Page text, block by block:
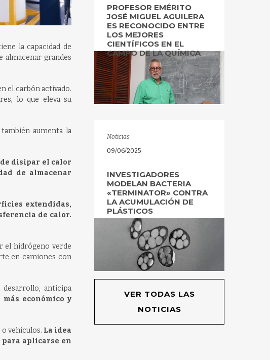
la capacidad de
grandes
el carbón activado.
lo que eleva su
aumenta la
disipar el calor
de almacenar
extendidas,
de calor.
el hidrógeno verde
en camiones con
anticipa
económico y
vehículos. La idea
para aplicarse en
PROFESOR EMÉRITO
JOSÉ MIGUEL AGUILERA
ES RECONOCIDO ENTRE
LOS MEJORES
CIENTÍFICOS EN EL
CAMPO DE LA QUÍMICA
Noticias
09/06/2025
INVESTIGADORES
MODELAN BACTERIA
«TERMINATOR» CONTRA
LA ACUMULACIÓN DE
PLÁSTICOS
VER TODAS LAS
NOTICIAS